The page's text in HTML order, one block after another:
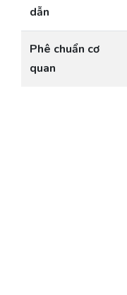
dẫn
Phê chuẩn cơ
quan